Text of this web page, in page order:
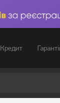
Кредит